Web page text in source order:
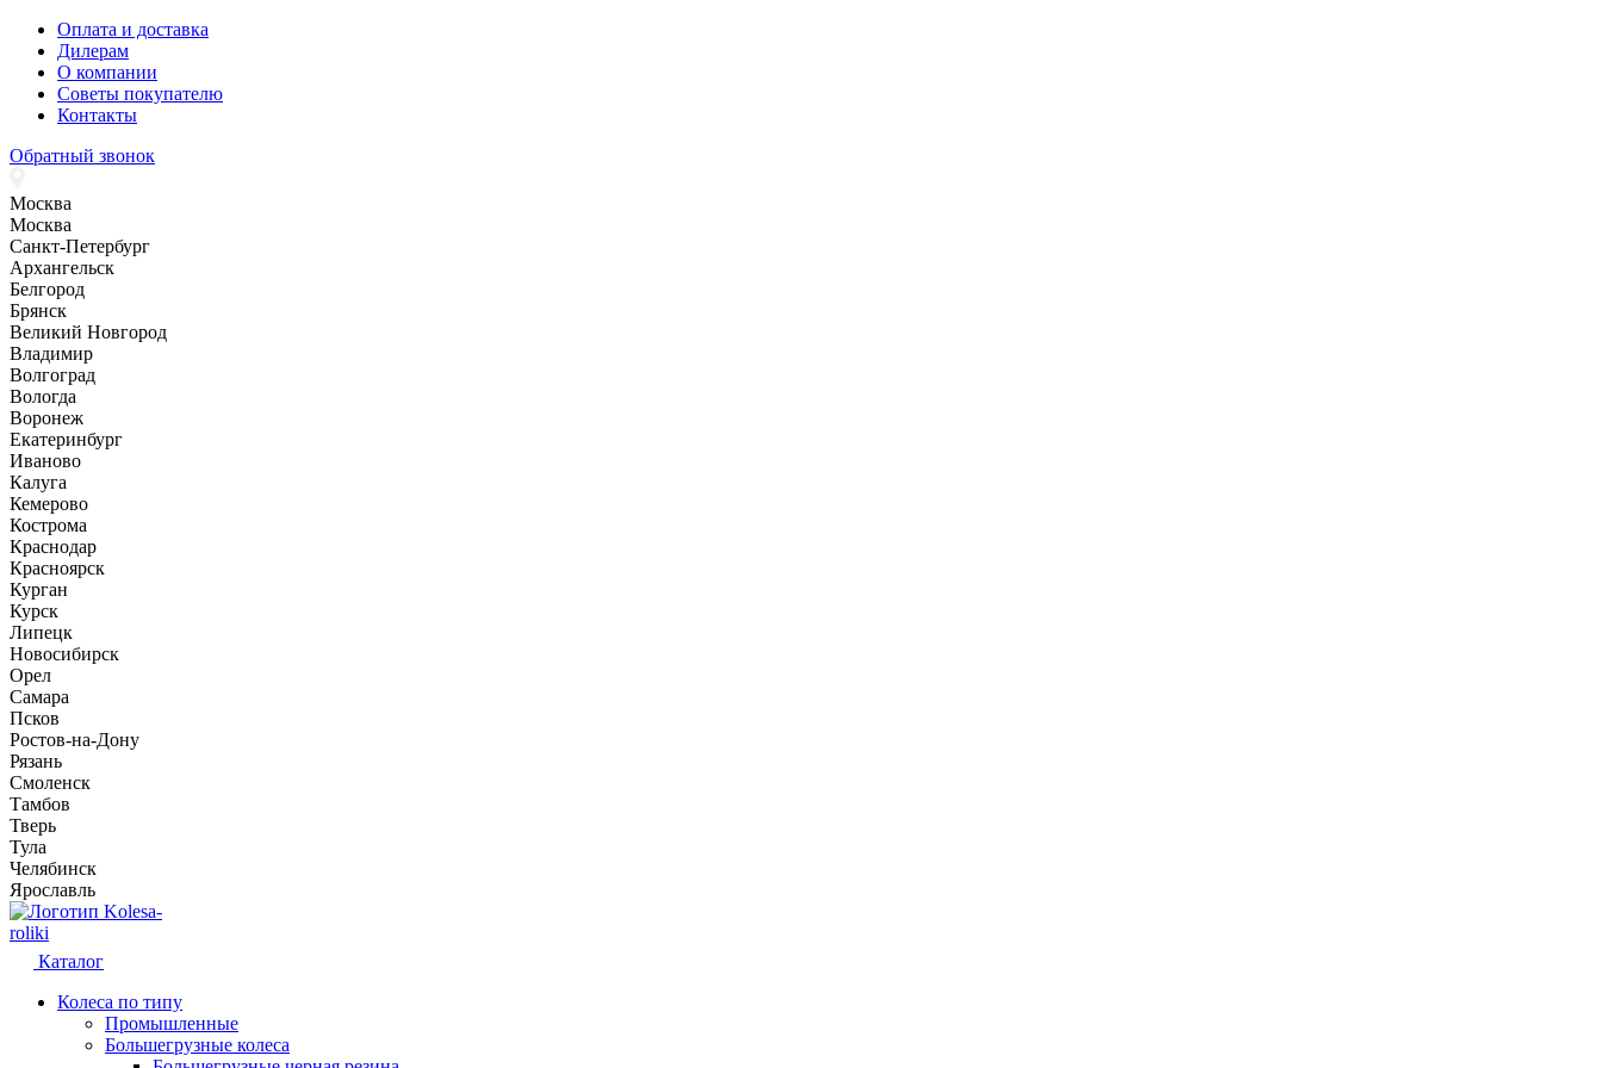
Оплата и доставка
Дилерам
О компании
Советы покупателю
Контакты
Обратный звонок
Москва
Москва
Санкт-Петербург
Архангельск
Белгород
Брянск
Великий Новгород
Владимир
Волгоград
Вологда
Воронеж
Екатеринбург
Иваново
Калуга
Кемерово
Кострома
Краснодар
Красноярск
Курган
Курск
Липецк
Новосибирск
Орел
Самара
Псков
Ростов-на-Дону
Рязань
Смоленск
Тамбов
Тверь
Тула
Челябинск
Ярославль
Kolesa-
roliki
Каталог
Колеса по типу
Промышленные
Большегрузные колеса